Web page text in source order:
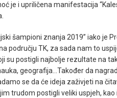
je i upriličena manifestacija
šampioni znanja 2019” iako je
području TK, za sada nam to
su postigli najbolje rezultate na
geografija…Također da
se da će ideja zaživjeti na
trudom postigli veliki uspjeh,